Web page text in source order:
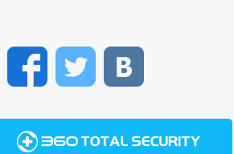
FacebookTwitter